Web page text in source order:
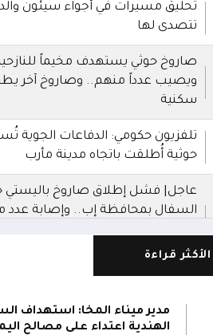
تحليق مسيرات في أجواء سيئون
تتصدى لها
صاروخ حوثي يستهدف مخيماً
ويصيب عدداً منهم.. وصاروخ آخر
سكنية
تلفزيون حكومي: الدفاعات الجوية
حوثية أُطلقت باتجاه مدينة مأرب
عاجل| فشل إطلاق صاروخ باليستي
السفال بمحافظة إب.. وإصابة عدد
القاعدة
أبطال الجيش استشهدوا في هجوم
بالصواريخ الباليستية والمسيرات..
الأكثر قراءة
مدير ميناء المخا: استهداف
الهندية اعتداء على مصالح